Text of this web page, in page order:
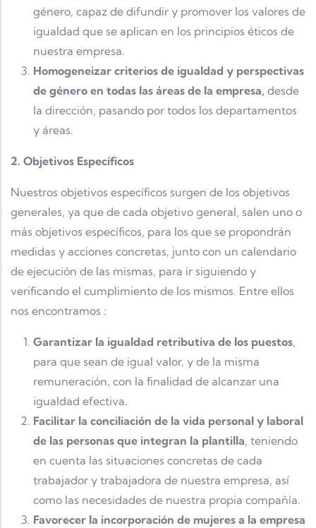
género, capaz de difundir y promover los valores de
igualdad que se aplican en los principios éticos de
nuestra empresa.
Homogeneizar criterios de igualdad y perspectivas
de género en todas las áreas de la empresa, desde
la dirección, pasando por todos los departamentos
y áreas.
2. Objetivos Específicos
Nuestros objetivos específicos surgen de los objetivos
generales, ya que de cada objetivo general, salen uno o
más objetivos específicos, para los que se propondrán
medidas y acciones concretas, junto con un calendario
de ejecución de las mismas, para ir siguiendo y
verificando el cumplimiento de los mismos. Entre ellos
nos encontramos :
Garantizar la igualdad retributiva de los puestos,
para que sean de igual valor, y de la misma
remuneración, con la finalidad de alcanzar una
igualdad efectiva.
Facilitar la conciliación de la vida personal y laboral
de las personas que integran la plantilla, teniendo
en cuenta las situaciones concretas de cada
trabajador y trabajadora de nuestra empresa, así
como las necesidades de nuestra propia compañía.
Favorecer la incorporación de mujeres a la empresa